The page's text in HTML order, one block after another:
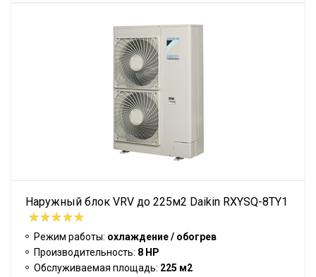
Наружный блок VRV до 225м2 Daikin RXYSQ-8TY1
Режим работы: охлаждение / обогрев
Производительность: 8 HP
Обслуживаемая площадь: 225 м2